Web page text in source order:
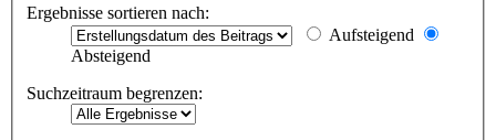
Ergebnisse sortieren nach:
Aufsteigend
Absteigend
Suchzeitraum begrenzen: